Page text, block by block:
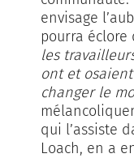
envisage
pourra
les
ont et
changer le
qui l’assiste
Loach, en a